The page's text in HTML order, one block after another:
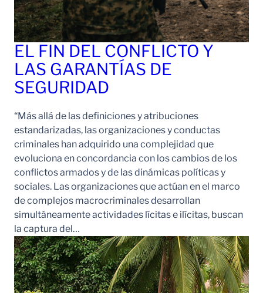
EL FIN DEL CONFLICTO Y
LAS GARANTÍAS DE
SEGURIDAD
“Más allá de las definiciones y atribuciones
estandarizadas, las organizaciones y conductas
criminales han adquirido una complejidad que
evoluciona en concordancia con los cambios de los
conflictos armados y de las dinámicas políticas y
sociales. Las organizaciones que actúan en el marco
de complejos macrocriminales desarrollan
simultáneamente actividades lícitas e ilícitas, buscan
la captura del…